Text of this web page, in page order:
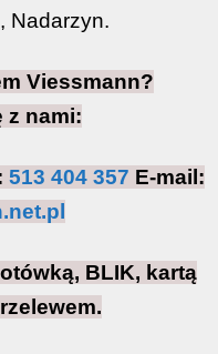
Nadarzyn.
Viessmann?
z nami:
513 404 357 E-mail:
BLIK, kartą